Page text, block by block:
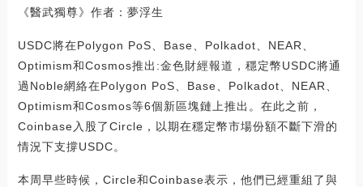
《醫武獨尊》作者：夢浮生
USDC將在Polygon PoS、Base、Polkadot、NEAR、
Optimism和Cosmos推出:金色財經報道，穩定幣USDC將通
過Noble網絡在Polygon PoS、Base、Polkadot、NEAR、
Optimism和Cosmos等6個新區塊鏈上推出。在此之前，
Coinbase入股了Circle，以期在穩定幣市場份額不斷下滑的
情況下支撐USDC。
本周早些時候，Circle和Coinbase表示，他們已經重組了與